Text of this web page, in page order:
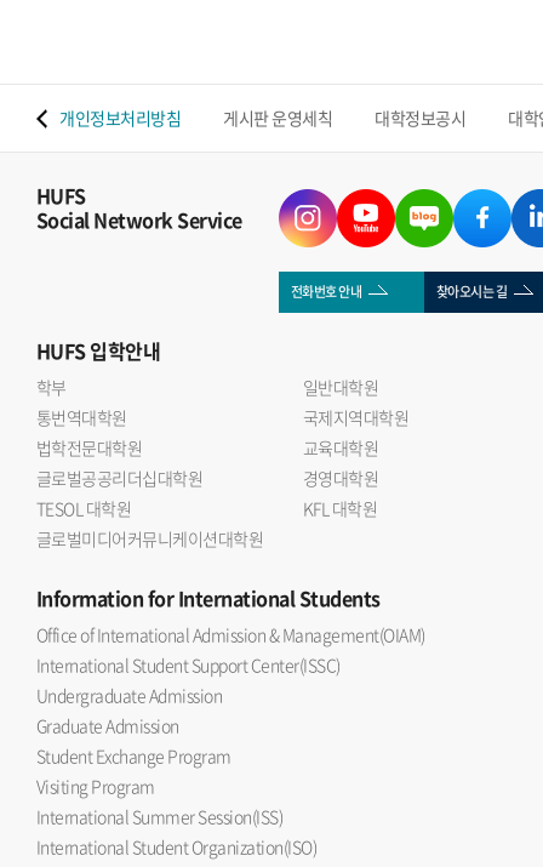
개인정보처리방침 게시판 운영세칙 대학정보공시 대
HUFS
Social Network Service
전화번호 안내 찾아오시는 길
HUFS입학안내
학부
일반대학원
통번역대학원
국제지역대학원
법학전문대학원
교육대학원
글로벌공공리더십대학원
경영대학원
TESOL 대학원
KFL 대학원
글로벌미디어커뮤니케이션대학원
Informationfor International Students
Office of International Admission & Management(OIAM)
International Student Support Center(ISSC)
Undergraduate Admission
Graduate Admission
Student Exchange Program
Visiting Program
International Summer Session(ISS)
International Student Organization(ISO)